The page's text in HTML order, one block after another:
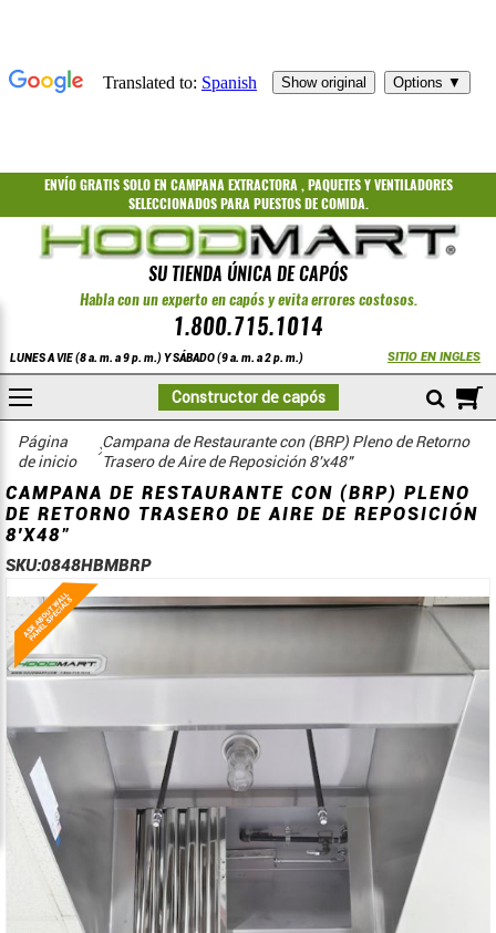
ENVÍO GRATISSOLO EN CAMPANA EXTRACTORA ,PAQUETESYVENTILADORES
SELECCIONADOS PARA PUESTOS DE COMIDA.
SU TIENDA ÚNICA DE CAPÓS
Habla con un experto en capós y evita errores costosos.
1.800.715.1014
LUNES A VIE (8 a. m. a 9 p. m.) Y SÁBADO (9 a. m. a 2 p. m.) SITIO EN INGLES
Constructor de capós
Página
de inicio
COMPRAR
Campana de Restaurante con (BRP) Pleno de Retorno
Trasero de Aire de Reposición 8'x48"
CAMPANA DE RESTAURANTE CON (BRP) PLENO
DE RETORNO TRASERO DE AIRE DE REPOSICIÓN
8'X48"
SKU:0848HBMBRP
Saltar
al
final
de
galería
de
imágenes
Saltar
al
comienzo
de
galería
de
imágenes